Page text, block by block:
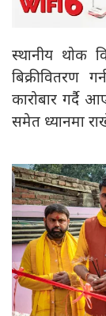
स्थानीय थोक
बिक्रीवितरण
कारोबार गर्दै
समेत ध्यानमा